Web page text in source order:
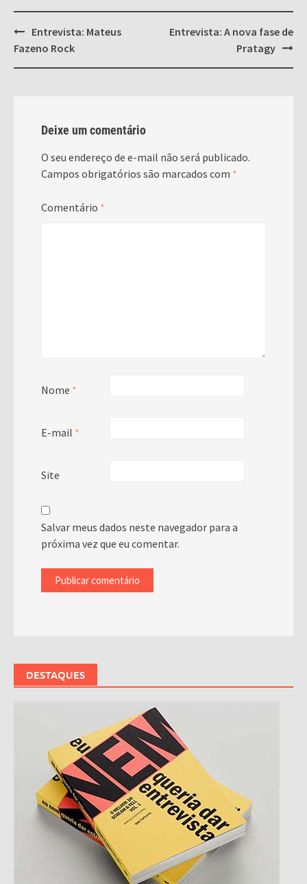
Post
navigation
Entrevista: Mateus
Fazeno Rock
Entrevista: A nova fase de
Pratagy
Deixe um comentário
O seu endereço de e-mail não será publicado.
Campos obrigatórios são marcados com *
Comentário *
Nome *
E-mail *
Site
Salvar meus dados neste navegador para a
próxima vez que eu comentar.
DESTAQUES